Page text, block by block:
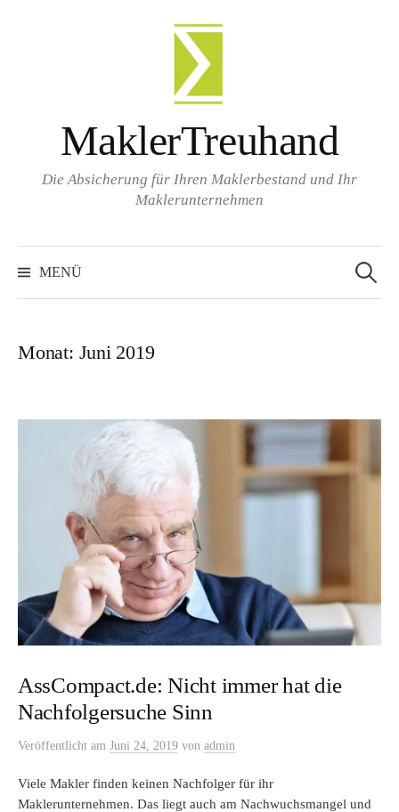
MaklerTreuhand
Die Absicherung für Ihren Maklerbestand und Ihr
Maklerunternehmen
MENÜ
nach:
Monat: Juni 2019
AssCompact.de: Nicht immer hat die
Nachfolgersuche Sinn
Veröffentlicht am Juni 24, 2019 von admin
Viele Makler finden keinen Nachfolger für ihr
Maklerunternehmen. Das liegt auch am Nachwuchsmangel und